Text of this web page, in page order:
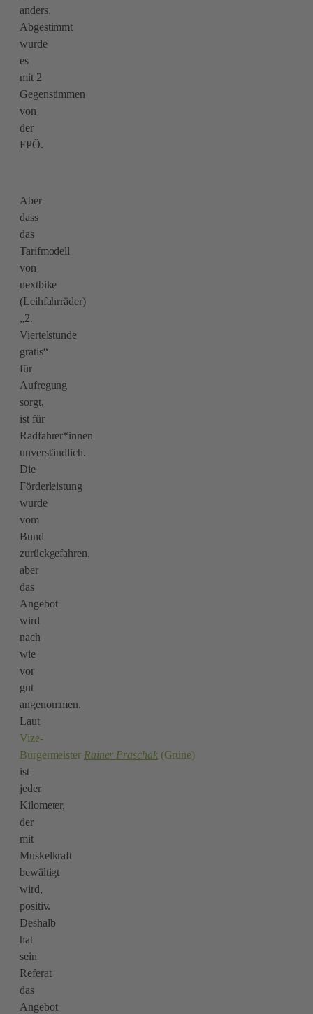
anders.
Abgestimmt
wurde
es
mit 2
Gegenstimmen
von
der
FPÖ.
Aber
dass
das
Tarifmodell
von
nextbike
(Leihfahrräder)
„2.
Viertelstunde
gratis“
für
Aufregung
sorgt,
ist für
Radfahrer*innen
unverständlich.
Die
Förderleistung
wurde
vom
Bund
zurückgefahren,
aber
das
Angebot
wird
nach
wie
vor
gut
angenommen.
Laut
Vize-
Bürgermeister Rainer Praschak (Grüne)
ist
jeder
Kilometer,
der
mit
Muskelkraft
bewältigt
wird,
positiv.
Deshalb
hat
sein
Referat
das
Angebot